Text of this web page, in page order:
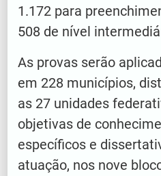
1.172 para
508 de nível
As provas serão
em 228 municípios,
as 27 unidades
objetivas de
específicos e
atuação, nos nove